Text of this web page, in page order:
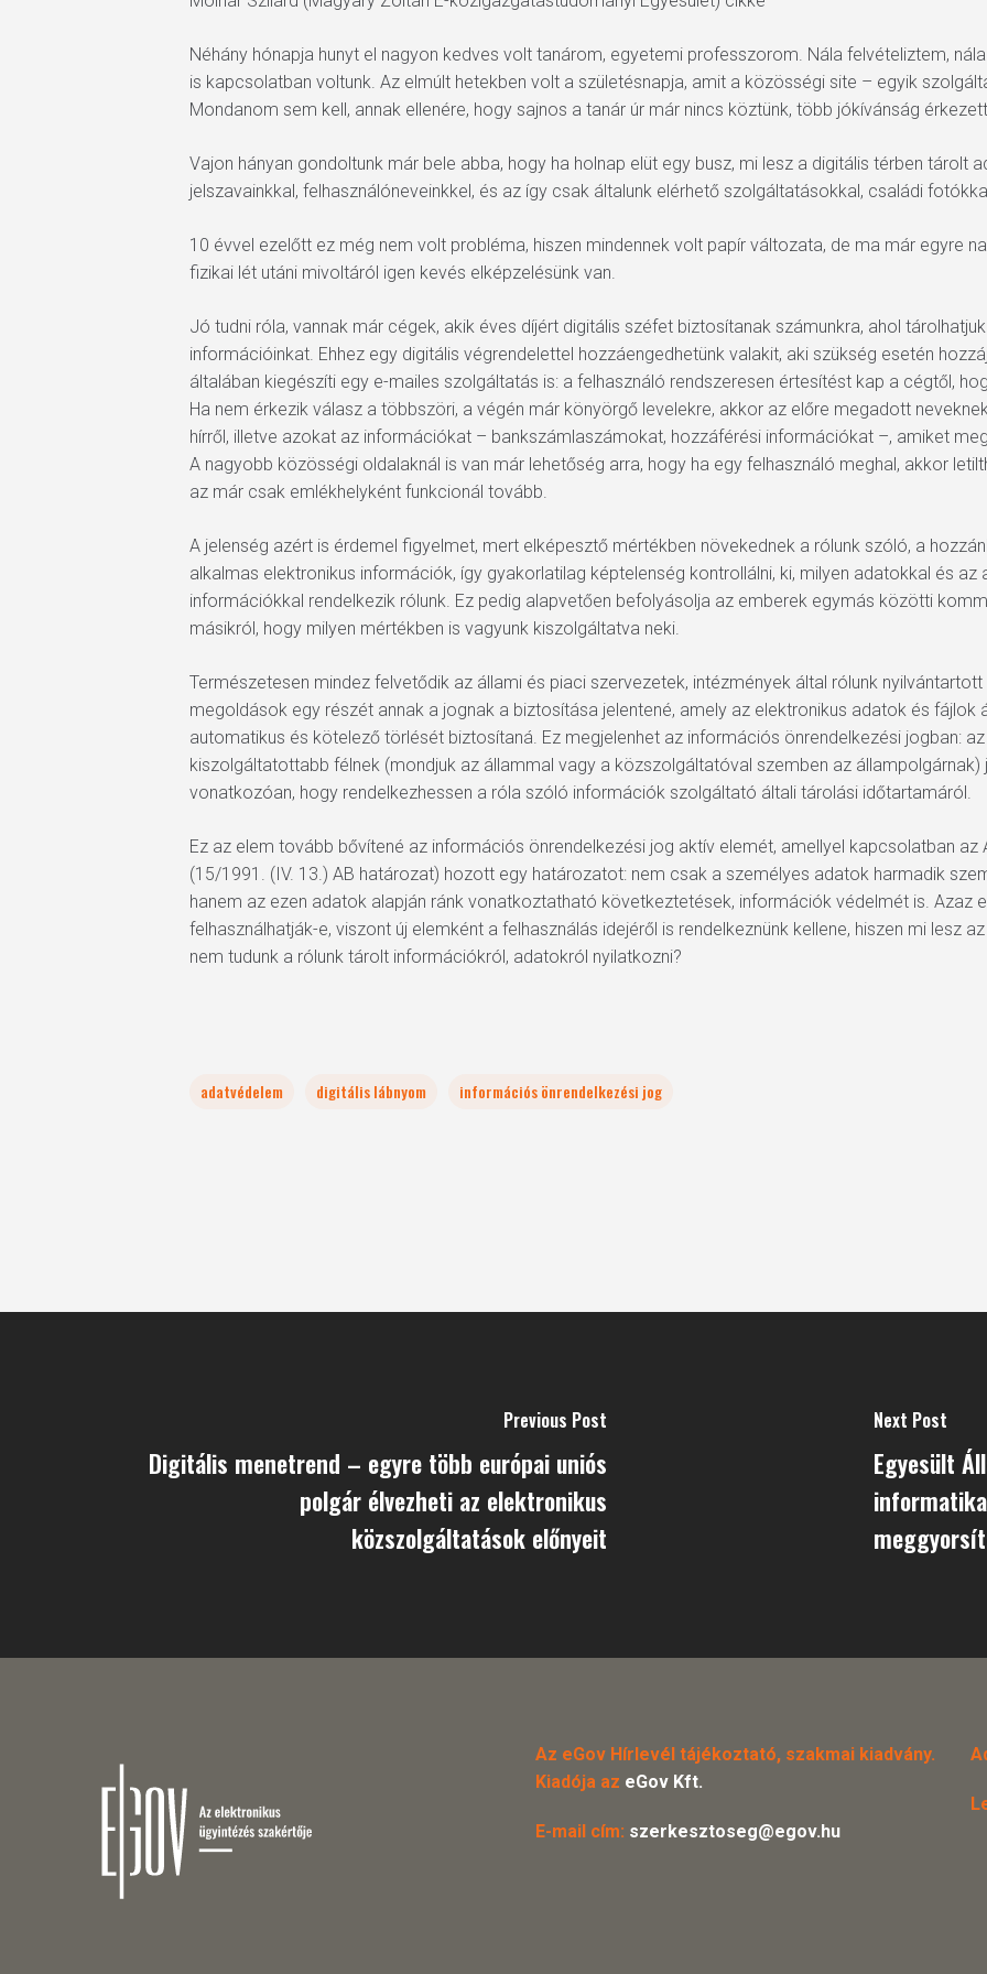
Néhány hónapja hunyt el nagyon kedves volt tanárom, egyetemi professzorom. Nála felvételiztem,
is kapcsolatban voltunk. Az elmúlt hetekben volt a születésnapja, amit a közösségi site – egyik
Mondanom sem kell, annak ellenére, hogy sajnos a tanár úr már nincs köztünk, több jókívánság
Vajon hányan gondoltunk már bele abba, hogy ha holnap elüt egy busz, mi lesz a digitális térben tárolt
jelszavainkkal, felhasználóneveinkkel, és az így csak általunk elérhető szolgáltatásokkal, családi
10 évvel ezelőtt ez még nem volt probléma, hiszen mindennek volt papír változata, de ma már egyre
fizikai lét utáni mivoltáról igen kevés elképzelésünk van.
Jó tudni róla, vannak már cégek, akik éves díjért digitális széfet biztosítanak számunkra, ahol
információinkat. Ehhez egy digitális végrendelettel hozzáengedhetünk valakit, aki szükség esetén
általában kiegészíti egy e-mailes szolgáltatás is: a felhasználó rendszeresen értesítést kap a cégtől,
Ha nem érkezik válasz a többszöri, a végén már könyörgő levelekre, akkor az előre megadott
hírről, illetve azokat az információkat – bankszámlaszámokat, hozzáférési információkat –, amiket
A nagyobb közösségi oldalaknál is van már lehetőség arra, hogy ha egy felhasználó meghal, akkor
az már csak emlékhelyként funkcionál tovább.
A jelenség azért is érdemel figyelmet, mert elképesztő mértékben növekednek a rólunk szóló, a
alkalmas elektronikus információk, így gyakorlatilag képtelenség kontrollálni, ki, milyen adatokkal és
információkkal rendelkezik rólunk. Ez pedig alapvetően befolyásolja az emberek egymás közötti
másikról, hogy milyen mértékben is vagyunk kiszolgáltatva neki.
Természetesen mindez felvetődik az állami és piaci szervezetek, intézmények által rólunk
megoldások egy részét annak a jognak a biztosítása jelentené, amely az elektronikus adatok és
automatikus és kötelező törlését biztosítaná. Ez megjelenhet az információs önrendelkezési jogban:
kiszolgáltatottabb félnek (mondjuk az állammal vagy a közszolgáltatóval szemben az
vonatkozóan, hogy rendelkezhessen a róla szóló információk szolgáltató általi tárolási időtartamáról.
Ez az elem tovább bővítené az információs önrendelkezési jog aktív elemét, amellyel kapcsolatban
(15/1991. (IV. 13.) AB határozat) hozott egy határozatot: nem csak a személyes adatok harmadik
hanem az ezen adatok alapján ránk vonatkoztatható következtetések, információk védelmét is. Azaz
felhasználhatják-e, viszont új elemként a felhasználás idejéről is rendelkeznünk kellene, hiszen mi lesz
nem tudunk a rólunk tárolt információkról, adatokról nyilatkozni?
adatvédelem digitális lábnyom információs önrendelkezési jog
Previous Post
Digitális menetrend – egyre több európai uniós
polgár élvezheti az elektronikus
közszolgáltatások előnyeit
Next Post
Egyesült
Az eGov Hírlevél tájékoztató, szakmai kiadvány.
Kiadója az eGov Kft.
E-mail cím: szerkesztoseg@egov.hu